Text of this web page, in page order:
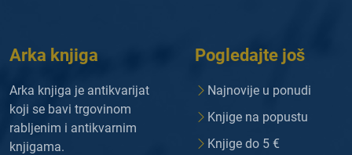
Arka knjiga
Arka knjiga je antikvarijat
koji se bavi trgovinom
rabljenim i antikvarnim
knjigama.
Pogledajte još
Najnovije u ponudi
Knjige na popustu
Knjige do 5 €